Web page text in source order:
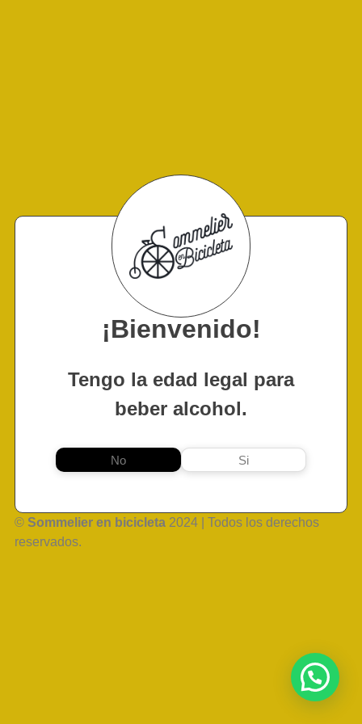
¡Bienvenido!
Tengo la edad legal para
beber alcohol.
No Si
© Sommelier en bicicleta 2024 | Todos los derechos
reservados.